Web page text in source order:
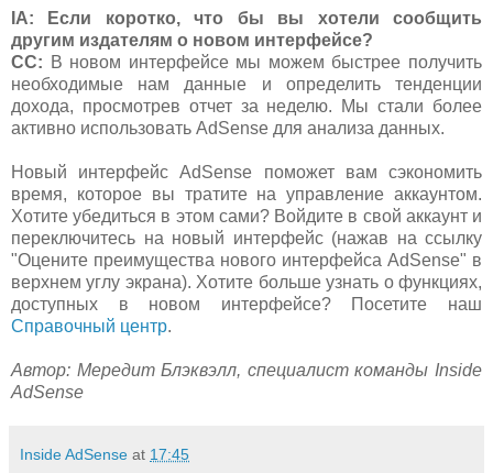
IA: Если коротко, что бы вы хотели сообщить
другим издателям о новом интерфейсе?
СС: В новом интерфейсе мы можем быстрее получить
необходимые нам данные и определить тенденции
дохода, просмотрев отчет за неделю. Мы стали более
активно использовать AdSense для анализа данных.
Новый интерфейс AdSense поможет вам сэкономить
время, которое вы тратите на управление аккаунтом.
Хотите убедиться в этом сами? Войдите в свой аккаунт и
переключитесь на новый интерфейс (нажав на ссылку
"Оцените преимущества нового интерфейса AdSense" в
верхнем углу экрана). Хотите больше узнать о функциях,
доступных в новом интерфейсе? Посетите наш
Справочный центр.
Автор: Мередит Блэквэлл, специалист команды Inside
AdSense
Inside AdSense at 17:45